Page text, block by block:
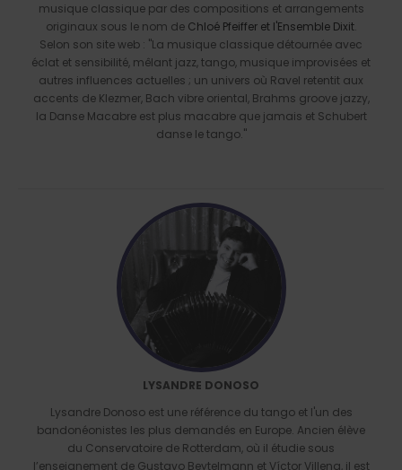
musique classique par des compositions et arrangements
originaux sous le nom de Chloé Pfeiffer et l'Ensemble Dixit.
Selon son site web : "La musique classique détournée avec
éclat et sensibilité, mêlant jazz, tango, musique improvisées et
autres influences actuelles ; un univers où Ravel retentit aux
accents de Klezmer, Bach vibre oriental, Brahms groove jazzy,
la Danse Macabre est plus macabre que jamais et Schubert
danse le tango."
LYSANDRE DONOSO
Lysandre Donoso est une référence du tango et l'un des
bandonéonistes les plus demandés en Europe. Ancien élève
du Conservatoire de Rotterdam, où il étudie sous
l’enseignement de Gustavo Beytelmann et Víctor Villena, il est